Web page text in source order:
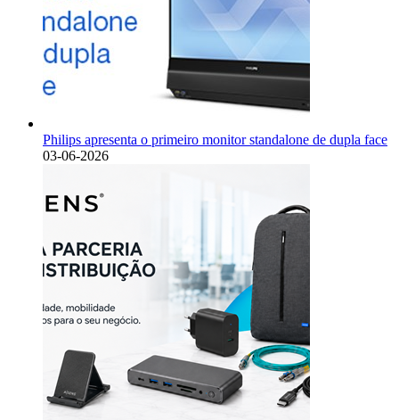
Philips apresenta o primeiro monitor standalone de dupla face
03-06-2026